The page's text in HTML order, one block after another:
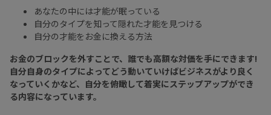
あなたの中には才能が眠っている
自分のタイプを知って隠れた才能を見つける
自分の才能をお金に換える方法
お金のブロックを外すことで、誰でも高額な対価を手にできます!
自分自身のタイプによってどう動いていけばビジネスがより良く
なっていくかなど、自分を俯瞰して着実にステップアップができ
る内容になっています。